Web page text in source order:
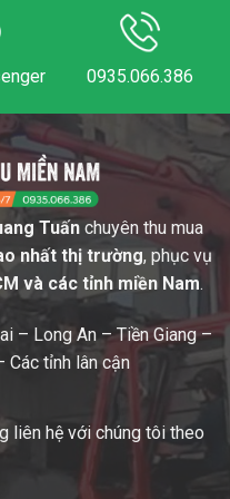
0935.066.386
Tuấn chuyên thu mua
nhất thị trường, phục vụ
và các tỉnh miền Nam.
– Long An – Tiền Giang –
Các tỉnh lân cận
liên hệ với chúng tôi theo